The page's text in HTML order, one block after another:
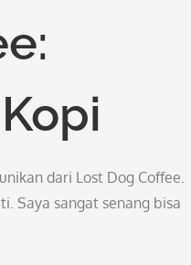
dari Lost Dog Coffee.
Saya sangat senang bisa